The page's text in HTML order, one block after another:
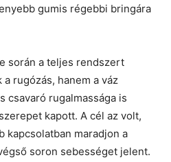
gumis régebbi bringára
során a teljes rendszert
rugózás, hanem a váz
csavaró rugalmassága is
kapott. A cél az volt,
kapcsolatban maradjon a
soron sebességet jelent.